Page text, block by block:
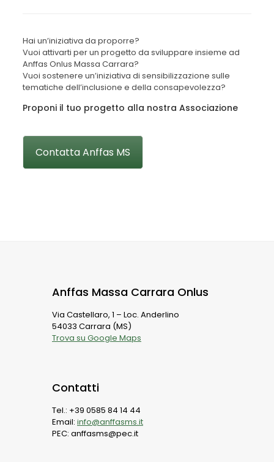
Hai un’iniziativa da proporre?
Vuoi attivarti per un progetto da sviluppare insieme ad
Anffas Onlus Massa Carrara?
Vuoi sostenere un’iniziativa di sensibilizzazione sulle
tematiche dell’inclusione e della consapevolezza?
Proponi il tuo progetto alla nostra Associazione
Contatta Anffas MS
Anffas Massa Carrara Onlus
Via Castellaro, 1 – Loc. Anderlino
54033 Carrara (MS)
Trova su Google Maps
Contatti
Tel.: +39 0585 84 14 44
Email: info@anffasms.it
PEC: anffasms@pec.it